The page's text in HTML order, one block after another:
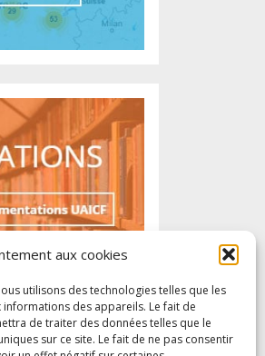
aux cookies
utilisons des technologies telles que les
des appareils. Le fait de
de traiter des données telles que le
sur ce site. Le fait de ne pas consentir